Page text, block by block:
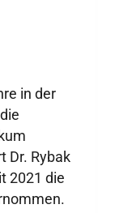
in der
Dr. Rybak
2021 die